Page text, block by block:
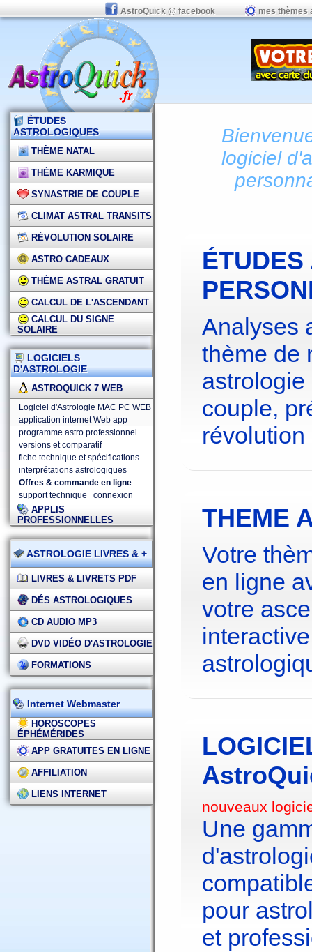
AstroQuick @ facebook mes thèmes
ÉTUDES
ASTROLOGIQUES
THÈME NATAL
THÈME KARMIQUE
SYNASTRIE DE COUPLE
CLIMAT ASTRAL TRANSITS
RÉVOLUTION SOLAIRE
ASTRO CADEAUX
THÈME ASTRAL GRATUIT
CALCUL DE L'ASCENDANT
CALCUL DU SIGNE
SOLAIRE
LOGICIELS
D'ASTROLOGIE
ASTROQUICK 7 WEB
Logiciel d'Astrologie MAC PC WEB
application internet Web app
programme astro professionnel
versions et comparatif
fiche technique et spécifications
interprétations astrologiques
Offres & commande en ligne
support technique
connexion
APPLIS
PROFESSIONNELLES
ASTROLOGIE LIVRES & +
LIVRES & LIVRETS PDF
DÉS ASTROLOGIQUES
CD AUDIO MP3
DVD VIDÉO D'ASTROLOGIE
FORMATIONS
Internet Webmaster
HOROSCOPES
ÉPHÉMÉRIDES
APP GRATUITES EN LIGNE
AFFILIATION
LIENS INTERNET
logiciel
Analyses
thème de
couple,
THEME
Votre
en ligne
votre
nouveaux
Une
pour
et